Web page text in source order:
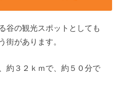
谷の観光スポットとしても
街があります。
約３２ｋｍで、約５０分で